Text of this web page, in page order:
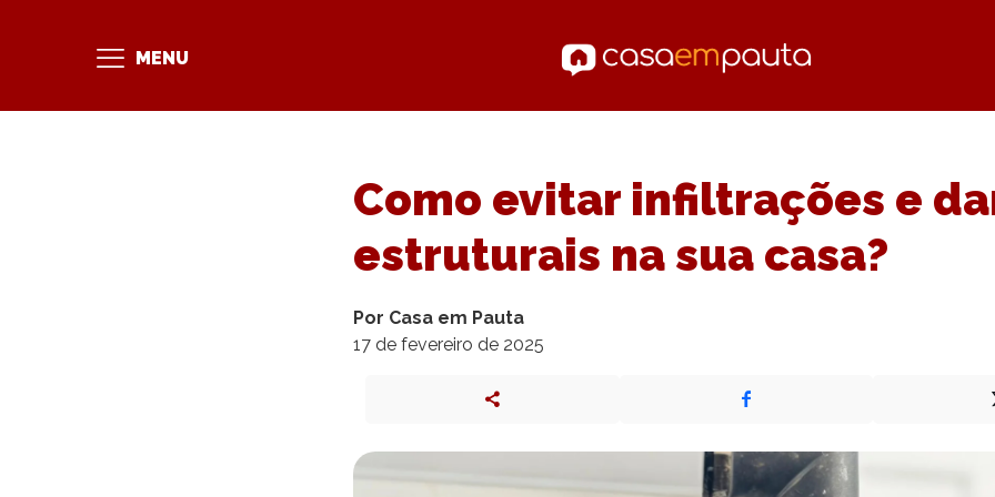
MENU
Como evitar infiltrações e
estruturais na sua casa?
Por Casa em Pauta
17 de fevereiro de 2025